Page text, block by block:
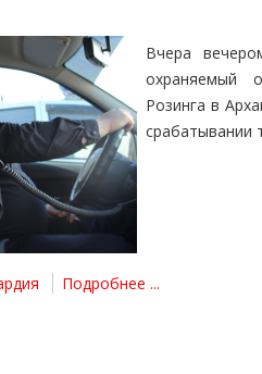
Вчера
охраняемый
Розинга в
срабатывании
Подробнее ...